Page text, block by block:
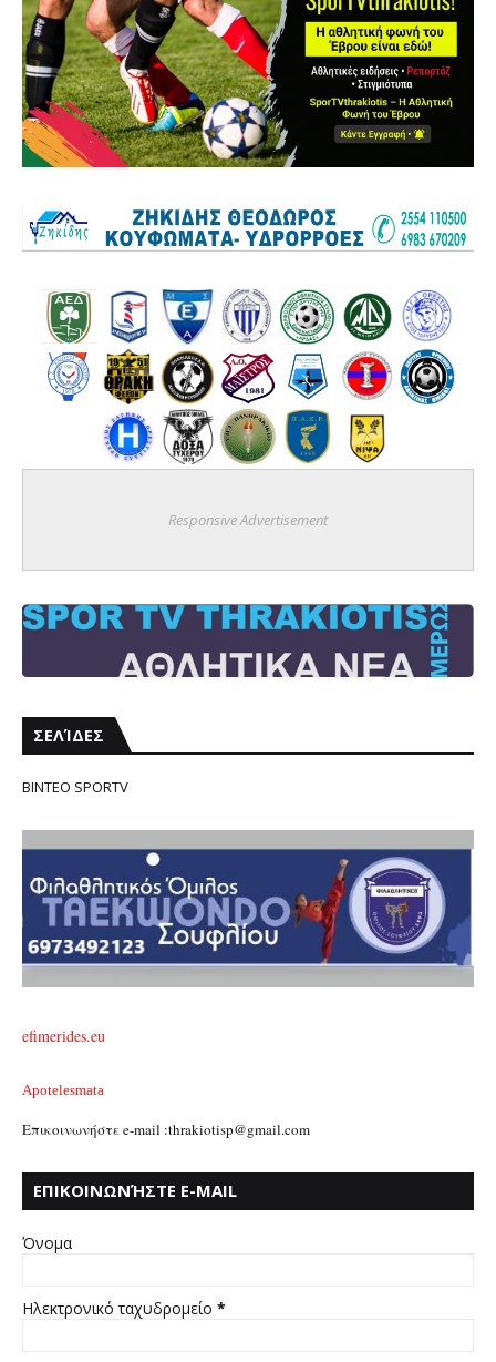
Responsive Advertisement
ΣΕΛΊΔΕΣ
ΒΙΝΤΕΟ SPORTV
efimerides.eu
Apotelesmata
Επικοινωνήστε e-mail :thrakiotisp@gmail.com
ΕΠΙΚΟΙΝΩΝΉΣΤΕ E-MAIL
Όνομα
Ηλεκτρονικό ταχυδρομείο *